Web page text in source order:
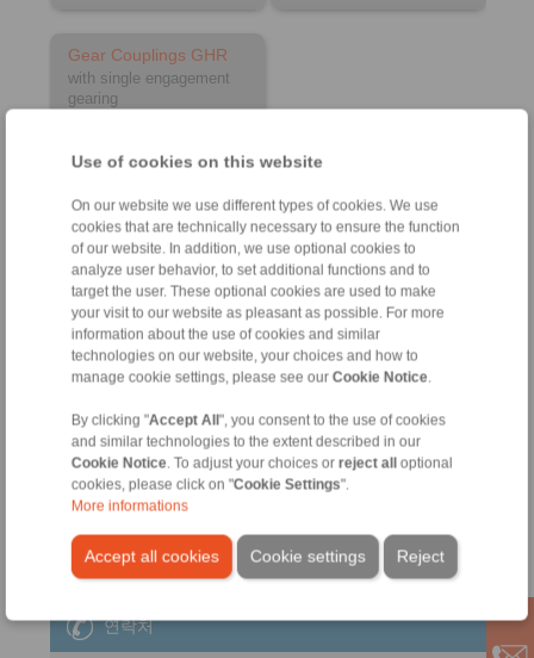
Use of cookies on this website
On our website we use different types of cookies. We use
cookies that are technically necessary to ensure the function
of our website. In addition, we use optional cookies to
analyze user behavior, to set additional functions and to
target the user. These optional cookies are used to make
your visit to our website as pleasant as possible. For more
information about the use of cookies and similar
technologies on our website, your choices and how to
manage cookie settings, please see our Cookie Notice.
By clicking "Accept All ", you consent to the use of cookies
and similar technologies to the extent described in our
Cookie Notice. To adjust your choices or reject all
optional
cookies, please click on "Cookie Settings".
More informations
Accept all cookies Reject
Cookie settings
Gear Couplings GHR
with single engagement
gearing
Product information
Product flyer
Installation
Instruction
연락처